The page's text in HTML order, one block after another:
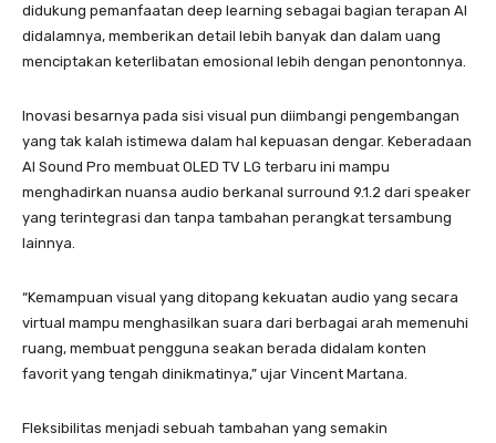
didukung pemanfaatan deep learning sebagai bagian terapan AI
didalamnya, memberikan detail lebih banyak dan dalam uang
menciptakan keterlibatan emosional lebih dengan penontonnya.
Inovasi besarnya pada sisi visual pun diimbangi pengembangan
yang tak kalah istimewa dalam hal kepuasan dengar. Keberadaan
AI Sound Pro membuat OLED TV LG terbaru ini mampu
menghadirkan nuansa audio berkanal surround 9.1.2 dari speaker
yang terintegrasi dan tanpa tambahan perangkat tersambung
lainnya.
“Kemampuan visual yang ditopang kekuatan audio yang secara
virtual mampu menghasilkan suara dari berbagai arah memenuhi
ruang, membuat pengguna seakan berada didalam konten
favorit yang tengah dinikmatinya,” ujar Vincent Martana.
Fleksibilitas menjadi sebuah tambahan yang semakin